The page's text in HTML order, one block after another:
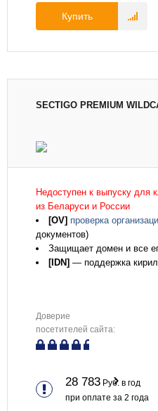
Купить
SECTIGO PREMIUM
Недоступен к выпуску для
из Беларуси и России
[OV] проверка
документов)
Защищает домен и все
[IDN] — поддержка
Доверие
посетителей сайта:
28 783 Руб. в год
при оплате за 2 года